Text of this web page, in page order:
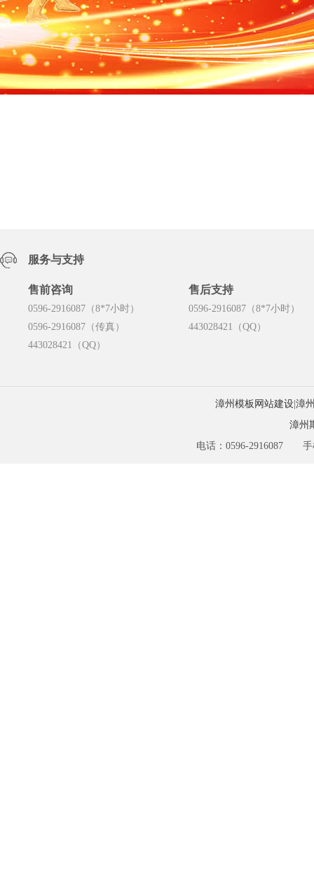
服务与支持
售前咨询
0596-2916087（8*7小时）
0596-2916087（传真）
443028421（QQ）
售后支持
0596-2916087（8*7小时）
443028421（QQ）
漳州模板网站建设| 漳
漳州
电话：0596-2916087 手